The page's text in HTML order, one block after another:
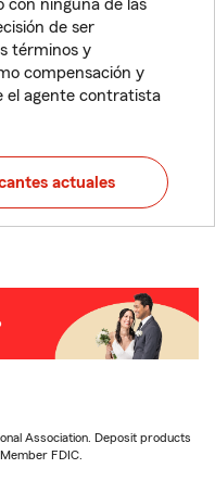
con ninguna de las
de ser
términos y
compensación y
el agente contratista
actuales
Association. Deposit products
FDIC.